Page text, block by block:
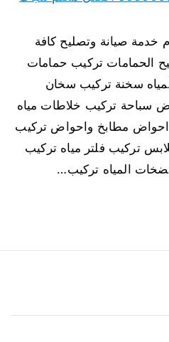
صيانة وتصليح كافة
الحمامات تركيب حمامات
سخنة تركيب سخان
سباحة تركيب خلاطات مياه
احواض مطابخ واحواض تركيب
تركيب فلتر مياه تركيب
المياه تركيب…